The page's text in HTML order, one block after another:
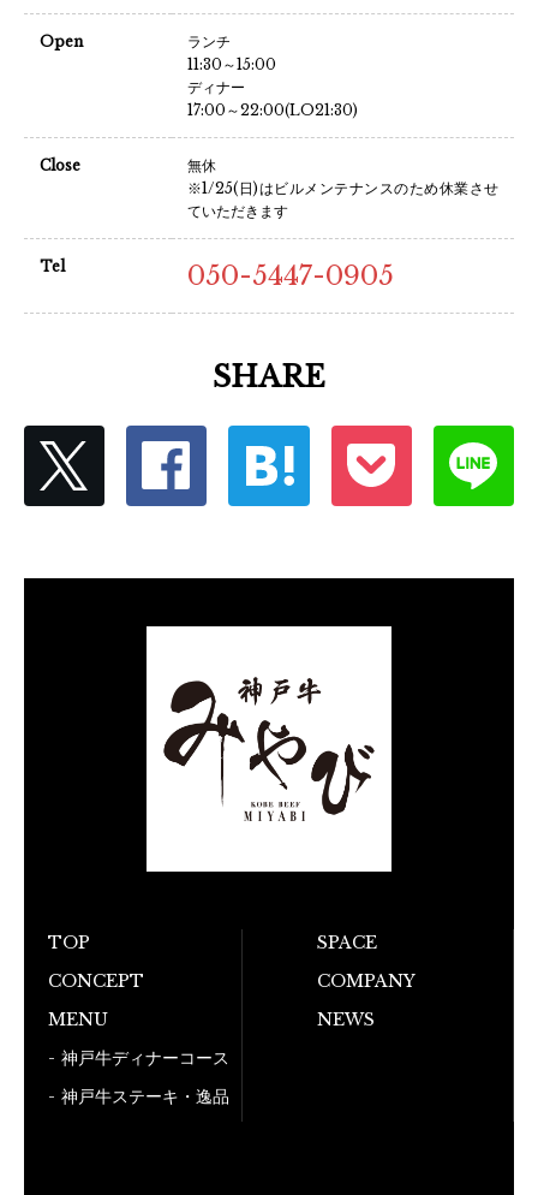
Open
ランチ
11:30～15:00
ディナー
17:00～22:00(LO21:30)
Close
無休
※1/25(日)はビルメンテナンスのため休業させ
ていただきます
Tel 050-5447-0905
SHARE
TOP
CONCEPT
MENU
神戸牛ディナーコース
神戸牛ステーキ・逸品
SPACE
COMPANY
NEWS
お電話でのご予